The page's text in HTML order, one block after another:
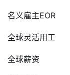
名义雇主EOR
全球灵活用工
全球薪资